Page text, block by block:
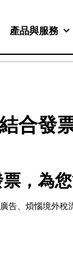
產品與服務
合發
，為
告、煩惱境外稅